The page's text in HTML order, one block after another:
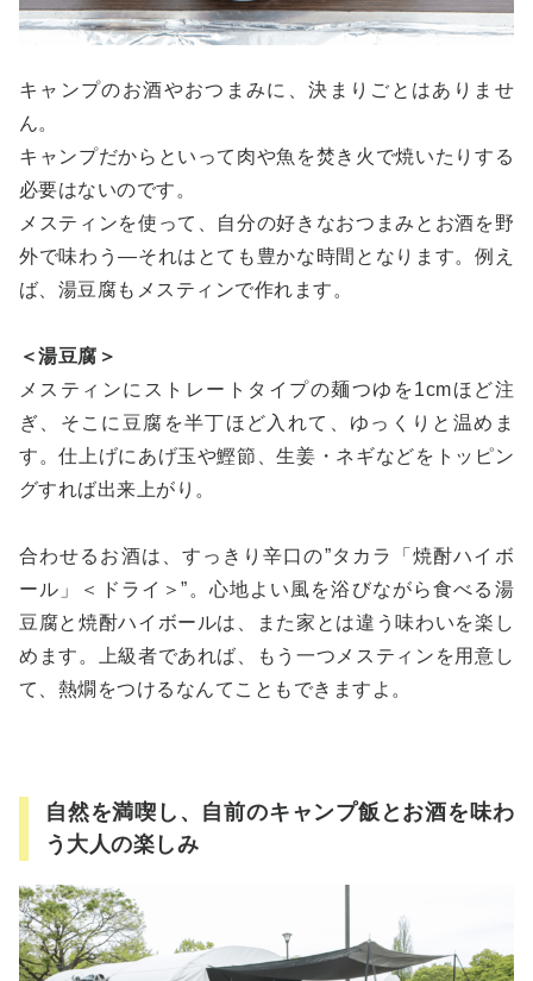
キャンプのお酒やおつまみに、決まりごとはありませ
ん。
キャンプだからといって肉や魚を焚き火で焼いたりする
必要はないのです。
メスティンを使って、自分の好きなおつまみとお酒を野
外で味わう―それはとても豊かな時間となります。例え
ば、湯豆腐もメスティンで作れます。
＜湯豆腐＞
メスティンにストレートタイプの麺つゆを1cmほど注
ぎ、そこに豆腐を半丁ほど入れて、ゆっくりと温めま
す。仕上げにあげ玉や鰹節、生姜・ネギなどをトッピン
グすれば出来上がり。
合わせるお酒は、すっきり辛口の”タカラ「焼酎ハイボ
ール」＜ドライ＞”。心地よい風を浴びながら食べる湯
豆腐と焼酎ハイボールは、また家とは違う味わいを楽し
めます。上級者であれば、もう一つメスティンを用意し
て、熱燗をつけるなんてこともできますよ。
自然を満喫し、自前のキャンプ飯とお酒を味わ
う大人の楽しみ